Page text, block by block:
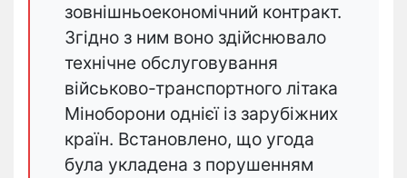
зовнішньоекономічний контракт.
Згідно з ним воно здійснювало
технічне обслуговування
військово-транспортного літака
Міноборони однієї із зарубіжних
країн. Встановлено, що угода
була укладена з порушенням